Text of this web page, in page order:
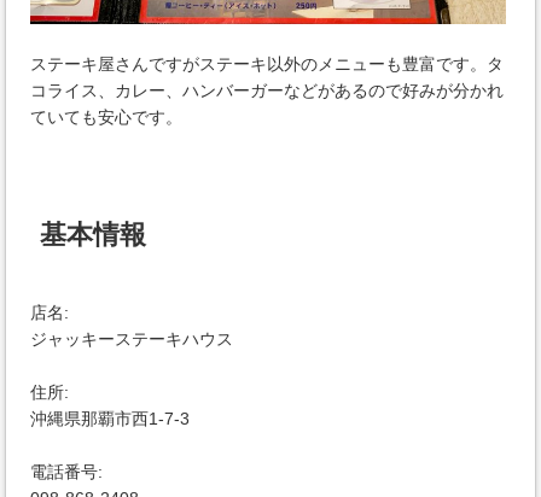
ステーキ屋さんですがステーキ以外のメニューも豊富です。タ
コライス、カレー、ハンバーガーなどがあるので好みが分かれ
ていても安心です。
基本情報
店名:
ジャッキーステーキハウス
住所:
沖縄県那覇市西1-7-3
電話番号: